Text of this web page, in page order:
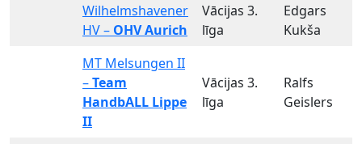
Wilhelmshavener
HV – OHV Aurich
Vācijas 3.
līga
Edgars
Kukša
MT Melsungen II
–Team
HandbALL Lippe
II
Vācijas 3.
līga
Ralfs
Geislers